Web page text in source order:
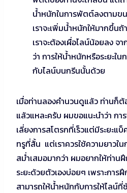
น้ำหนักในการพัตต์ลงตามข
เราจะเพิ่มน้ำหนักให้มากขึ้น
เราจะต้องเผื่อไลน์น้อยลง จ
ว่า การให้น้ำหนักหรือระยะ
กับไลน์บนกรีนนั้นด้วย
เมื่อท่านลองคำนวนดูแล้ว ท่านก็
แล้วแหละครับ ผมขอแนะนำว่า ก
เลี่ยงการสโตรกที่เร็วแต่มีระยะแ
ทรูที่สั้น แต่เราควรใช้ความยาวใ
สม่ำเสมอมากว่า ผมอยากให้ท่าน
ระยะด้วยตัวเองบ่อยๆ เพราะการ
สามารถให้น้ำหนักกับการให้ไลน์